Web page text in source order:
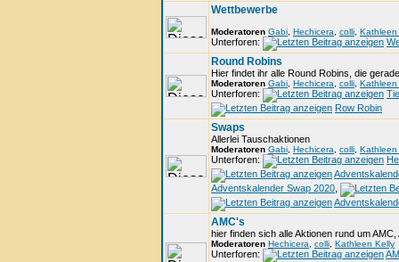
Wettbewerbe
Moderatoren Gabi Hechicera colli Kathleen
Unterforen:
Round Robins
Hier findet ihr alle Round Robins, die
Moderatoren Gabi Hechicera colli Kathleen
Unterforen:
Row Robin
Swaps
Allerlei Tauschaktionen
Moderatoren Gabi Hechicera colli Kathleen
Unterforen:
Adventskalender Swap 2020
AMC's
hier finden sich alle Aktionen rund um AMC,
Moderatoren Hechicera colli Kathleen Kelly
Unterforen: